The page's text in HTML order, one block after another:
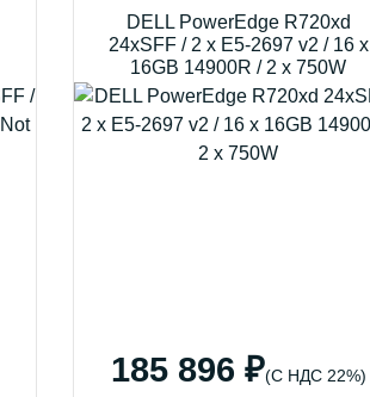
DELL PowerEdge R720xd
24xSFF / 2 x E5-2697 v2 / 16 x
16GB 14900R / 2 x 750W
185 896 ₽(С НДС 22%)